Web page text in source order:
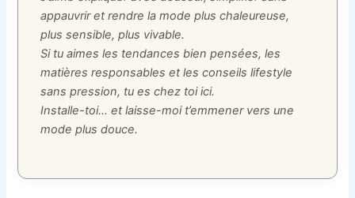
appauvrir et rendre la mode plus chaleureuse,
plus sensible, plus vivable.
Si tu aimes les tendances bien pensées, les
matières responsables et les conseils lifestyle
sans pression, tu es chez toi ici.
Installe-toi… et laisse-moi t’emmener vers une
mode plus douce.